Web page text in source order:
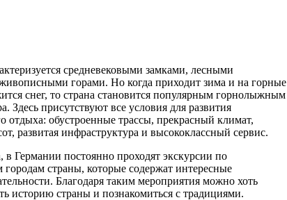
средневековыми замками, лесными
горами. Но когда приходит зима и на горные
снег, то страна становится популярным горнолыжным
Здесь присутствуют все условия для развития
отдыха: обустроенные трассы, прекрасный климат,
развитая инфраструктура и высококлассный сервис.
в Германии постоянно проходят экскурсии по
городам страны, которые содержат интересные
Благодаря таким мероприятия можно хоть
историю страны и познакомиться с традициями.